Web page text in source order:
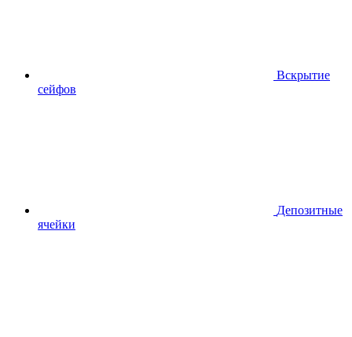
Вскрытие
сейфов
Депозитные
ячейки